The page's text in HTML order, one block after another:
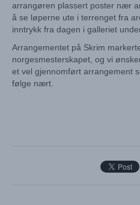
arrangøren plassert poster nær
å se løperne ute i terrenget fra
inntrykk fra dagen i galleriet
Arrangementet på Skrim
norgesmesterskapet, og vi
et vel gjennomført arrangement
følge nært.